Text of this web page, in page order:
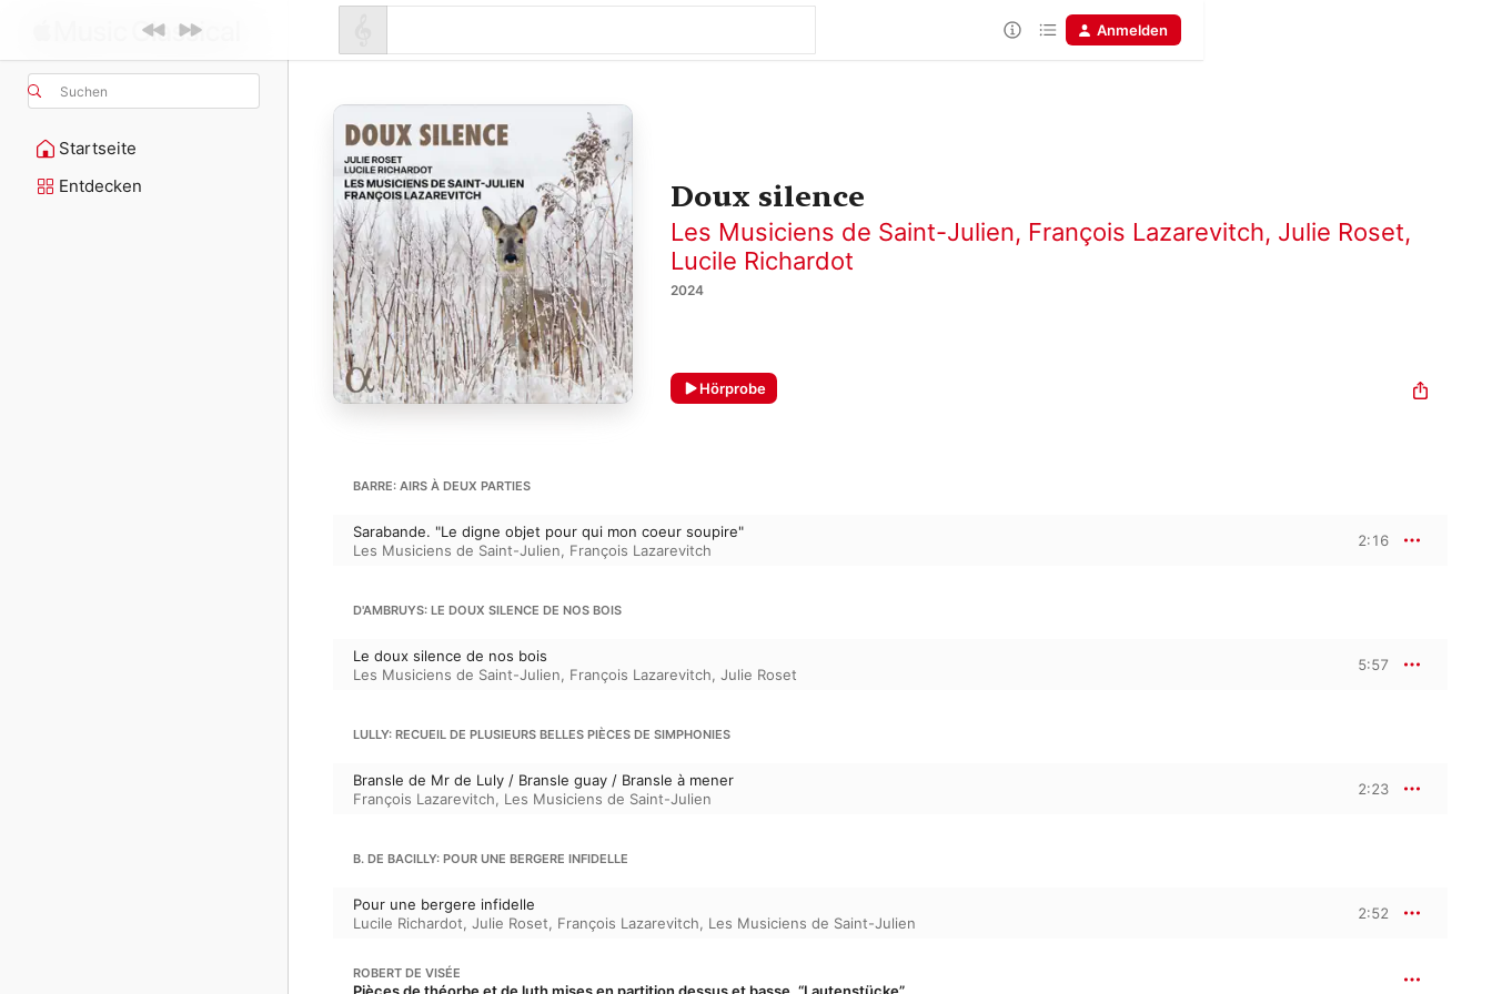
Suchen
Startseite
Entdecken
Anmelden
Doux silence
Les Musiciens de Saint-Julien, François Lazarevitch, Julie Roset,
Lucile Richardot
2024
Hörprobe
BARRE: AIRS À DEUX PARTIES
Sarabande. "Le digne objet pour qui mon coeur soupire"
Les Musiciens de Saint-Julien, François Lazarevitch
2:16
D'AMBRUYS: LE DOUX SILENCE DE NOS BOIS
Le doux silence de nos bois
Les Musiciens de Saint-Julien, François Lazarevitch, Julie Roset
5:57
LULLY: RECUEIL DE PLUSIEURS BELLES PIÈCES DE SIMPHONIES
Bransle de Mr de Luly / Bransle guay / Bransle à mener
François Lazarevitch, Les Musiciens de Saint-Julien
2:23
B. DE BACILLY: POUR UNE BERGERE INFIDELLE
Pour une bergere infidelle
Lucile Richardot, Julie Roset, François Lazarevitch, Les Musiciens de Saint-Julien
2:52
ROBERT DE VISÉE